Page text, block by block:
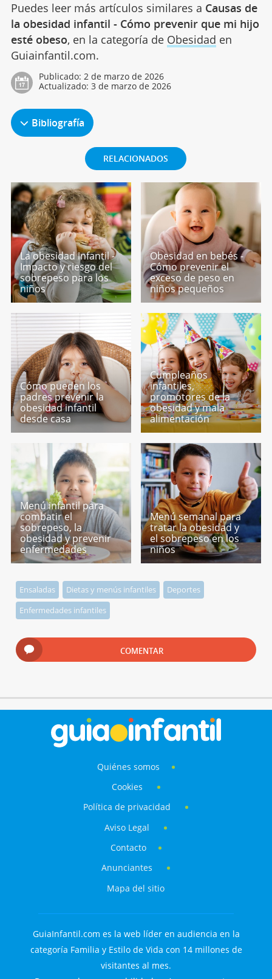
Puedes leer más artículos similares a Causas de
la obesidad infantil - Cómo prevenir que mi hijo
esté obeso, en la categoría de Obesidad en
Guiainfantil.com.
Publicado: 2 de marzo de 2026
Actualizado: 3 de marzo de 2026
Bibliografía
RELACIONADOS
La obesidad infantil -
Impacto y riesgo del
sobrepeso para los
niños
Obesidad en bebés -
Cómo prevenir el
exceso de peso en
niños pequeños
Cómo pueden los
padres prevenir la
obesidad infantil
desde casa
Cumpleaños
infantiles,
promotores de la
obesidad y mala
alimentación
Menú infantil para
combatir el
sobrepeso, la
obesidad y prevenir
enfermedades
Menú semanal para
tratar la obesidad y
el sobrepeso en los
niños
Ensaladas Dietas y menús infantiles
Deportes
Enfermedades infantiles
COMENTAR
Quiénes somos
Cookies
Política de privacidad
Aviso Legal
Contacto
Anunciantes
Mapa del sitio
GuiaInfantil.com es la web líder en audiencia en la
categoría Familia y Estilo de Vida con 14 millones de
visitantes al mes.